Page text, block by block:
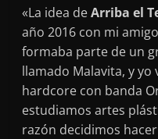
«La idea deArriba el
año 2016 con mi
formaba parte de un
llamado Malavita, y yo
hardcore con banda
estudiamos artes
razón decidimos